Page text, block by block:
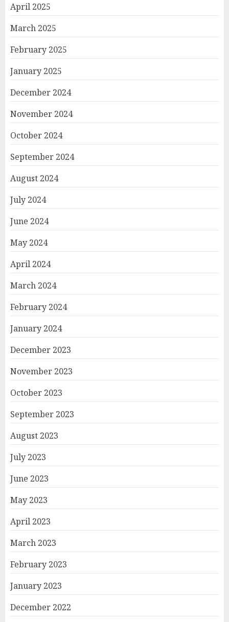
April 2025
March 2025
February 2025
January 2025
December 2024
November 2024
October 2024
September 2024
August 2024
July 2024
June 2024
May 2024
April 2024
March 2024
February 2024
January 2024
December 2023
November 2023
October 2023
September 2023
August 2023
July 2023
June 2023
May 2023
April 2023
March 2023
February 2023
January 2023
December 2022